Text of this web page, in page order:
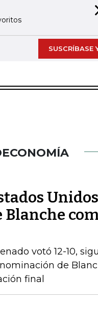
SUSCRÍBASE
votó 12-10,
de
final